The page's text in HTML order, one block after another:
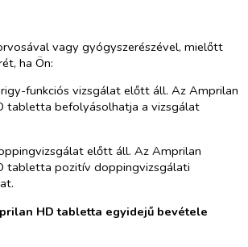
vagy gyógyszerészével, mielőtt
ha Ön:
funkciós vizsgálat előtt áll. Az Amprilan
tabletta befolyásolhatja a vizsgálat
előtt áll. Az Amprilan
tabletta pozitív doppingvizsgálati
HD tabletta egyidejű bevétele